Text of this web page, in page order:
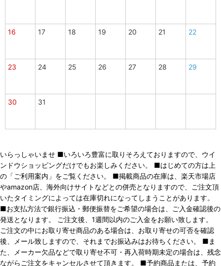
16 17 18 19 20 21 22
23 24 25 26 27 28 29
30 31
いらっしゃいませ ■いろいろ豊富に取りそろえておりますので、ウイ
ンドウショッピングだけでもお楽しみください。 ■はじめての方は上
の「ご利用案内」をご覧ください。 ■掲載商品の在庫は、楽天市場店
やamazon店、海外向けサイトなどとの併売となりますので、ご注文頂
いたタイミングによっては在庫切れになってしまうことがあります。
■お支払方法で銀行振込・郵便振替をご希望の場合は、ご入金確認後の
発送となります。 ご注文後、1週間以内のご入金をお願い致します。
ご注文の中にお取り寄せ商品のある場合は、お取り寄せの可否を確認
後、メール致しますので、それまでお振込みはお待ちください。 ■ま
た、メーカー欠品などで取り寄せ不可・再入荷時期未定の場合は、残念
ながらご注文をキャンセルさせて頂きます。 ■予約商品または、予約